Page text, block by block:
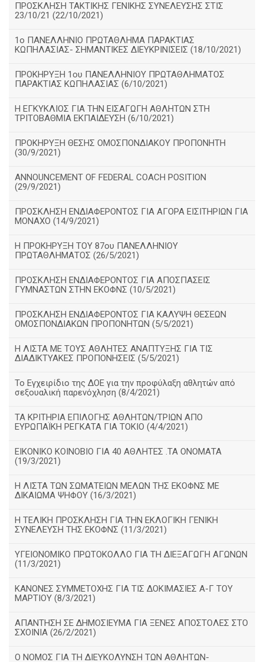
ΠΡΟΣΚΛΗΣΗ ΤΑΚΤΙΚΗΣ ΓΕΝΙΚΗΣ ΣΥΝΕΛΕΥΣΗΣ ΣΤΙΣ
23/10/21 (22/10/2021)
1ο ΠΑΝΕΛΛΗΝΙΟ ΠΡΩΤΑΘΛΗΜΑ ΠΑΡΑΚΤΙΑΣ
ΚΩΠΗΛΑΣΙΑΣ- ΣΗΜΑΝΤΙΚΕΣ ΔΙΕΥΚΡΙΝΙΣΕΙΣ (18/10/2021)
ΠΡΟΚΗΡΥΞΗ 1ου ΠΑΝΕΛΛΗΝΙΟΥ ΠΡΩΤΑΘΛΗΜΑΤΟΣ
ΠΑΡΑΚΤΙΑΣ ΚΩΠΗΛΑΣΙΑΣ (6/10/2021)
Η ΕΓΚΥΚΛΙΟΣ ΓΙΑ ΤΗΝ ΕΙΣΑΓΩΓΗ ΑΘΛΗΤΩΝ ΣΤΗ
ΤΡΙΤΟΒΑΘΜΙΑ ΕΚΠΑΙΔΕΥΣΗ (6/10/2021)
ΠΡΟΚΗΡΥΞΗ ΘΕΣΗΣ ΟΜΟΣΠΟΝΔΙΑΚΟΥ ΠΡΟΠΟΝΗΤΗ
(30/9/2021)
ANNOUNCEMENT OF FEDERAL COACH POSITION
(29/9/2021)
ΠΡΟΣΚΛΗΣΗ ΕΝΔΙΑΦΕΡΟΝΤΟΣ ΓΙΑ ΑΓΟΡΑ ΕΙΣΙΤΗΡΙΩΝ ΓΙΑ
ΜΟΝΑΧΟ (14/9/2021)
Η ΠΡΟΚΗΡΥΞΗ ΤΟΥ 87ου ΠΑΝΕΛΛΗΝΙΟΥ
ΠΡΩΤΑΘΛΗΜΑΤΟΣ (26/5/2021)
ΠΡΟΣΚΛΗΣΗ ΕΝΔΙΑΦΕΡΟΝΤΟΣ ΓΙΑ ΑΠΟΣΠΑΣΕΙΣ
ΓΥΜΝΑΣΤΩΝ ΣΤΗΝ ΕΚΟΦΝΣ (10/5/2021)
ΠΡΟΣΚΛΗΣΗ ΕΝΔΙΑΦΕΡΟΝΤΟΣ ΓΙΑ ΚΑΛΥΨΗ ΘΕΣΕΩΝ
ΟΜΟΣΠΟΝΔΙΑΚΩΝ ΠΡΟΠΟΝΗΤΩΝ (5/5/2021)
H ΛΙΣΤΑ ΜΕ ΤΟΥΣ ΑΘΛΗΤΕΣ ΑΝΑΠΤΥΞΗΣ ΓΙΑ ΤΙΣ
ΔΙΑΔΙΚΤΥΑΚΕΣ ΠΡΟΠΟΝΗΣΕΙΣ (5/5/2021)
Το Εγχειρίδιο της ΔΟΕ για την προφύλαξη αθλητών από
σεξουαλική παρενόχληση (8/4/2021)
ΤΑ ΚΡΙΤΗΡΙΑ ΕΠΙΛΟΓΗΣ ΑΘΛΗΤΩΝ/ΤΡΙΩΝ ΑΠΟ
ΕΥΡΩΠΑΪΚΗ ΡΕΓΚΑΤΑ ΓΙΑ ΤΟΚΙΟ (4/4/2021)
ΕΙΚΟΝΙΚΟ ΚΟΙΝΟΒΙΟ ΓΙΑ 40 ΑΘΛΗΤΕΣ .ΤΑ ΟΝΟΜΑΤΑ
(19/3/2021)
Η ΛΙΣΤΑ ΤΩΝ ΣΩΜΑΤΕΙΩΝ ΜΕΛΩΝ ΤΗΣ ΕΚΟΦΝΣ ΜΕ
ΔΙΚΑΙΩΜΑ ΨΗΦΟΥ (16/3/2021)
Η ΤΕΛΙΚΗ ΠΡΟΣΚΛΗΣΗ ΓΙΑ ΤΗΝ ΕΚΛΟΓΙΚΗ ΓΕΝΙΚΗ
ΣΥΝΕΛΕΥΣΗ ΤΗΣ ΕΚΟΦΝΣ (11/3/2021)
ΥΓΕΙΟΝΟΜΙΚΟ ΠΡΩΤΟΚΟΛΛΟ ΓΙΑ ΤΗ ΔΙΕΞΑΓΩΓΗ ΑΓΩΝΩΝ
(11/3/2021)
ΚΑΝΟΝΕΣ ΣΥΜΜΕΤΟΧΗΣ ΓΙΑ ΤΙΣ ΔΟΚΙΜΑΣΙΕΣ Α-Γ ΤΟΥ
ΜΑΡΤΙΟΥ (8/3/2021)
ΑΠΑΝΤΗΣΗ ΣΕ ΔΗΜΟΣΙΕΥΜΑ ΓΙΑ ΞΕΝΕΣ ΑΠΟΣΤΟΛΕΣ ΣΤΟ
ΣΧΟΙΝΙΑ (26/2/2021)
Ο ΝΟΜΟΣ ΓΙΑ ΤΗ ΔΙΕΥΚΟΛΥΝΣΗ ΤΩΝ ΑΘΛΗΤΩΝ-